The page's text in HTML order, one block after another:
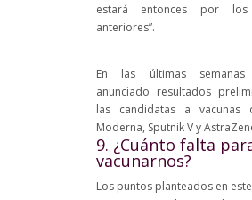
estará entonces por los
anteriores”.
En las últimas
anunciado resultados
las candidatas a vacunas
Moderna, Sputnik V y
9. ¿Cuánto falta
vacunarnos?
Los puntos planteados en